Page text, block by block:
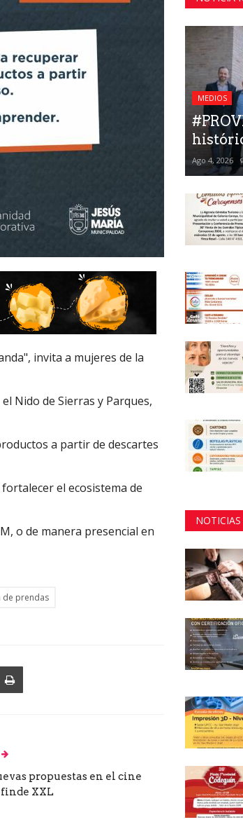
invita a mujeres de la
Nido de Sierras y Parques,
a partir de descartes
el ecosistema de
, o de manera presencial en
de prendas
propuestas en el cine
XXL
MEDIOS
Ago 4, 2026